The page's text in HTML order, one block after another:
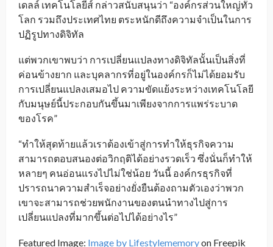
เดลล์ เทคโนโลยีส์ กล่าวสนับสนุนว่า “องค์กรส่วนใหญ่ทั่ว
โลก รวมถึงประเทศไทย ตระหนักดีถึงความจำเป็นในการ
ปฏิรูปทางดิจิทัล
แต่พวกเขาพบว่า การเปลี่ยนแปลงทางดิจิทัลนั้นเป็นสิ่งที่
ค่อนข้างยาก และบุคลากรที่อยู่ในองค์กรก็ไม่ได้ยอมรับ
การเปลี่ยนแปลงเสมอไป ความขัดแย้งระหว่างเทคโนโลยี
กับมนุษย์นี้ประกอบกันขึ้นมาเพียงจากการแพร่ระบาด
ของโรค”
“ทำให้สุดท้ายแล้วเราต้องเข้าสู่การทำให้ธุรกิจความ
สามารถตอบสนองต่อวิกฤติได้อย่างรวดเร็ว ซึ่งนั่นก็ทำให้
หลายๆ คนอ่อนแรงไปไม่ใช่น้อย วันนี้ องค์กรธุรกิจที่
ปรารถนาความสำเร็จอย่างยั่งยืนต้องถามตัวเองว่าพวก
เขาจะสามารถช่วยพนักงานของตนนำทางไปสู่การ
เปลี่ยนแปลงที่มากขึ้นต่อไปได้อย่างไร”
Featured Image: Image by Lifestylememoryon Freepik